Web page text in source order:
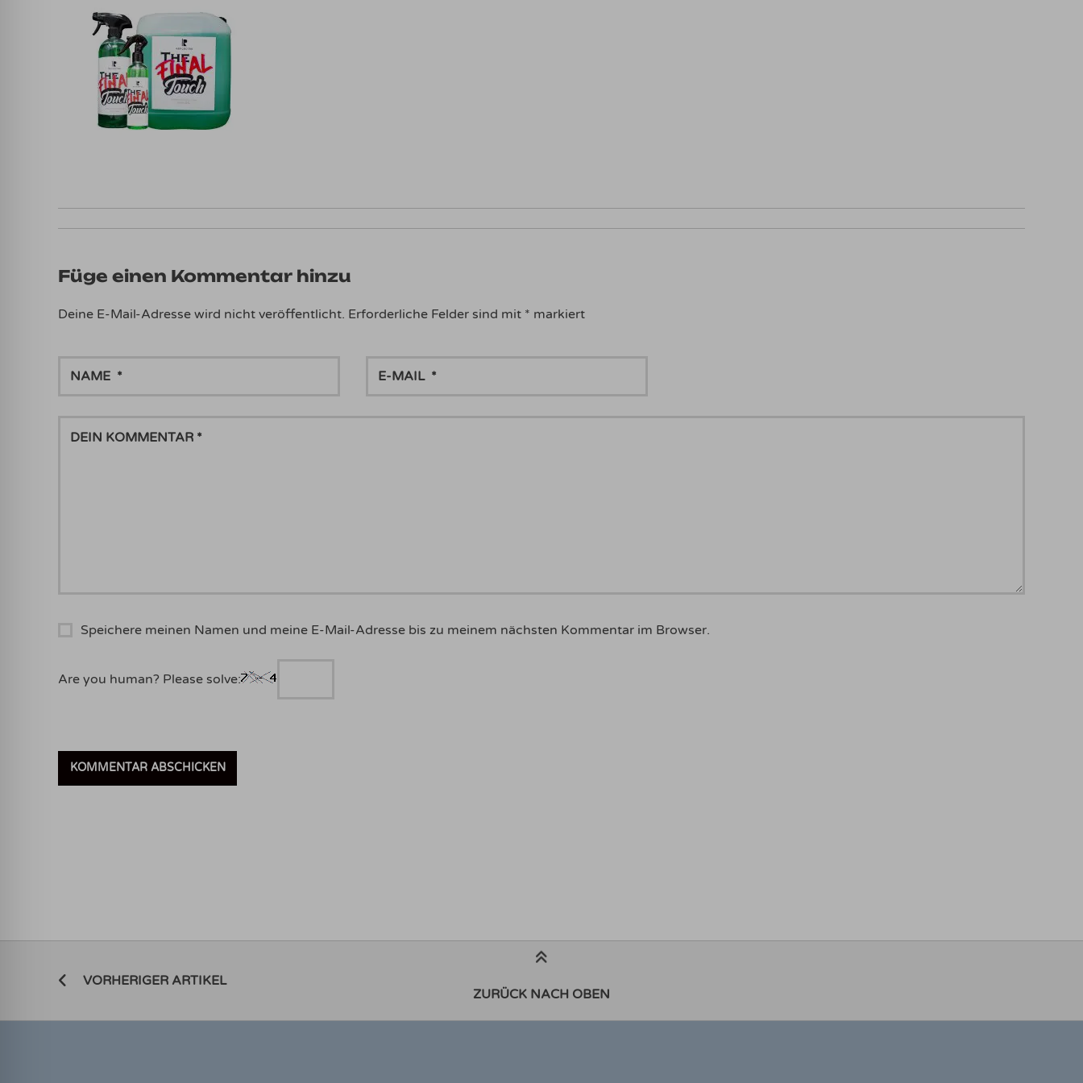
Füge einen Kommentar hinzu
Deine E-Mail-Adresse wird nicht veröffentlicht. Erforderliche Felder sind mit * markiert
MAIL
KOMMENTAR
Speichere meinen Namen und meine E-Mail-Adresse bis zu meinem nächsten Kommentar im Browser.
Are you human? Please solve:
VORHERIGER ARTIKEL
ZURÜCK NACH OBEN